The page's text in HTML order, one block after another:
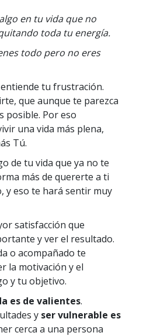
en tu vida que no
toda tu energía.
todo pero no eres
entiende tu frustración.
que aunque te parezca
posible. Por eso
una vida más plena,
Tú.
de tu vida que ya no te
más de quererte a ti
y eso te hará sentir muy
satisfacción que
y ver el resultado.
o acompañado te
la motivación y el
y tu objetivo.
es de valientes.
y ser vulnerable es
cerca a una persona